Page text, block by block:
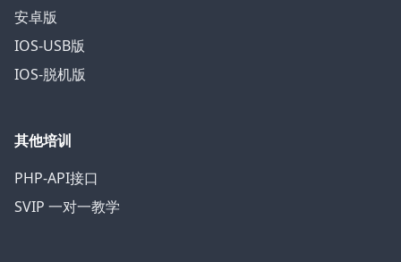
安卓版
IOS-USB版
IOS-脱机版
其他培训
PHP-API接口
SVIP 一对一教学